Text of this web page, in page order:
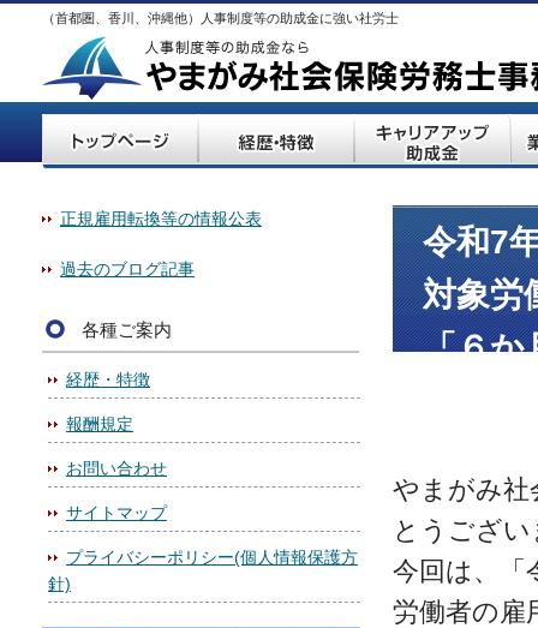
（首都圏、香川、沖縄他）人事制度等の助成金に強い社労士
令和7
対象労
「６か
やまがみ社
とうござ
今回は、
労働者の雇
正規雇用転換等の情報公表
過去のブログ記事
各種ご案内
経歴・特徴
報酬規定
お問い合わせ
サイトマップ
プライバシーポリシー(個人情報保護方
針)